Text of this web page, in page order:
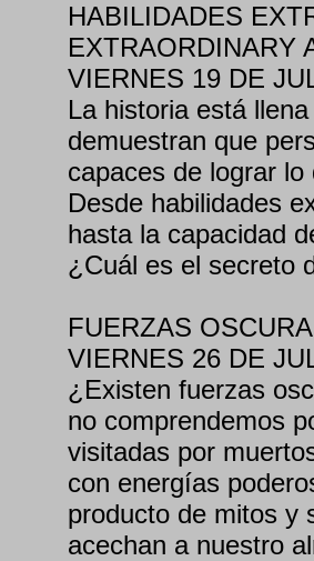
HABILIDADES
EXTRAORDINARY
VIERNES 19 DE
La historia está
demuestran que
capaces de lograr
Desde habilidades
hasta la capacidad
¿Cuál es el secreto
FUERZAS
VIERNES 26 DE
¿Existen fuerzas
no comprendemos
visitadas por
con energías
producto de mitos y
acechan a nuestro